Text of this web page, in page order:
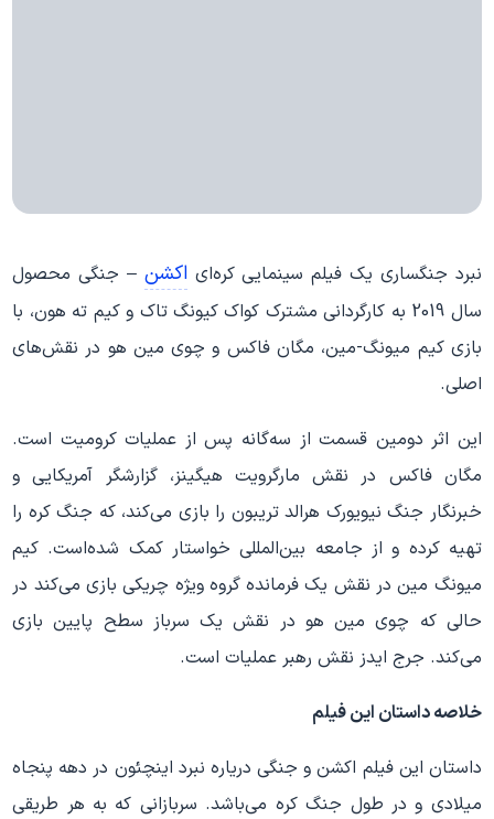
نبرد جنگساری یک فیلم سینمایی کره‌ایاکشن – جنگی محصول
سال 2019 به کارگردانی مشترک کواک کیونگ تاک و کیم ته هون، با
بازی کیم میونگ-مین، مگان فاکس و چوی مین هو در نقش‌های
اصلی.
این اثر دومین قسمت از سه‌گانه پس از عملیات کرومیت است.
مگان فاکس در نقش مارگرویت هیگینز، گزارشگر آمریکایی و
خبرنگار جنگ نیویورک هرالد تریبون را بازی می‌کند، که جنگ کره را
تهیه کرده و از جامعه بین‌المللی خواستار کمک شده‌است. کیم
میونگ مین در نقش یک فرمانده گروه ویژه چریکی بازی می‌کند در
حالی که چوی مین هو در نقش یک سرباز سطح پایین بازی
می‌کند. جرج ایدز نقش رهبر عملیات است.
خلاصه داستان این فیلم
داستان این فیلم اکشن و جنگی دریاره نبرد اینچئون در دهه پنجاه
میلادی و در طول جنگ کره می‌باشد. سربازانی که به هر طریقی